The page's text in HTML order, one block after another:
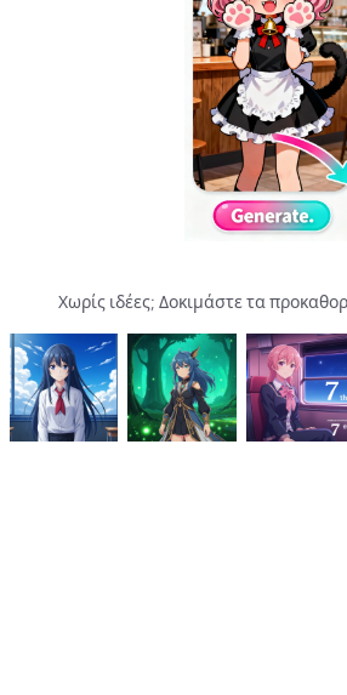
Χωρίς ιδέες; Δοκιμάστε τα